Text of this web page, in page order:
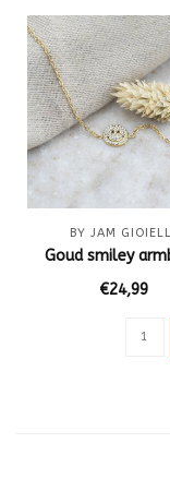
BY JAM
Goud smiley
€24,99